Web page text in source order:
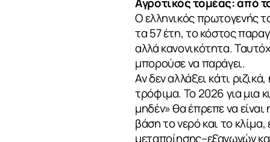
Ο ελληνικός πρωτογενής
τα 57 έτη, το κόστος
αλλά κανονικότητα.
μπορούσε να παράγει.
Αν δεν αλλάξει κάτι
τρόφιμα. Το 2026 για μια
μηδέν» θα έπρεπε να
βάση το νερό και το
μεταποίησης–εξαγωγών